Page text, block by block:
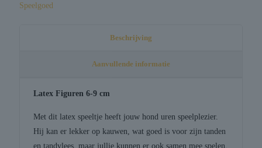
Speelgoed
Beschrijving
Aanvullende informatie
Latex Figuren 6-9 cm
Met dit latex speeltje heeft jouw hond uren speelplezier.
Hij kan er lekker op kauwen, wat goed is voor zijn tanden
en tandvlees, maar jullie kunnen er ook samen mee spelen.